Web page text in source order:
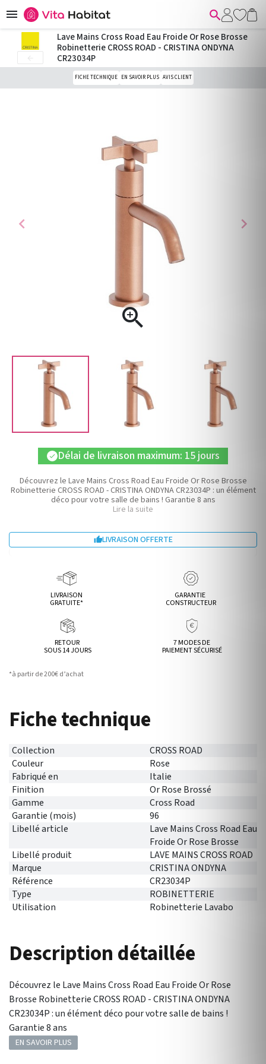
 
chevron_left

chevron_right
Lave Mains Cross Road Eau Froide Or Rose Brosse
Robinetterie CROSS ROAD - CRISTINA ONDYNA
CR23034P
FICHE TECHNIQUE EN SAVOIR PLUS AVIS CLIENT
check Délai de livraison maximum: 15 jours
Découvrez le Lave Mains Cross Road Eau Froide Or Rose Brosse
Robinetterie CROSS ROAD - CRISTINA ONDYNA CR23034P : un élément
déco pour votre salle de bains ! Garantie 8 ans
Lire la suite
LIVRAISON OFFERTE
LIVRAISON
GRATUITE*
GARANTIE
CONSTRUCTEUR
RETOUR
SOUS 14 JOURS
7 MODES DE
PAIEMENT SÉCURISÉ
*à partir de 200€ d’achat
Fiche technique
Collection
CROSS ROAD
Couleur
Rose
Fabriqué en
Italie
Finition
Or Rose Brossé
Gamme
Cross Road
Garantie (mois)
96
Libellé article
Lave Mains Cross Road Eau
Froide Or Rose Brosse
Libellé produit
LAVE MAINS CROSS ROAD
Marque
CRISTINA ONDYNA
Référence
CR23034P
Type
ROBINETTERIE
Utilisation
Robinetterie Lavabo
Description détaillée
Découvrez le Lave Mains Cross Road Eau Froide Or Rose
Brosse Robinetterie CROSS ROAD - CRISTINA ONDYNA
CR23034P : un élément déco pour votre salle de bains !
Garantie 8 ans
EN SAVOIR PLUS